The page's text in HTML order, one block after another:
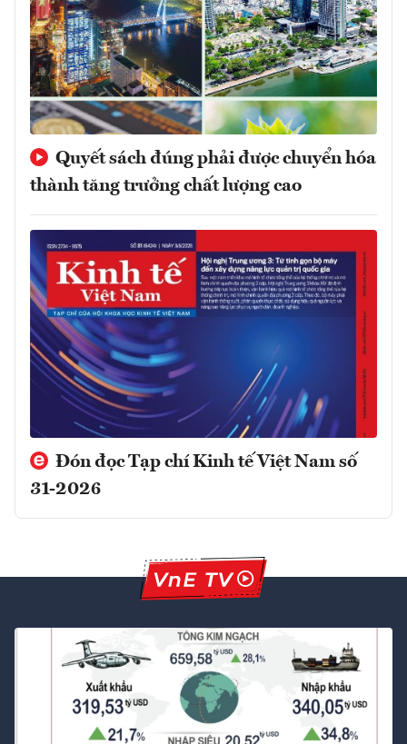
Quyết sách đúng phải được chuyển hóa
thành tăng trưởng chất lượng cao
Đón đọc Tạp chí Kinh tế Việt Nam số
31-2026